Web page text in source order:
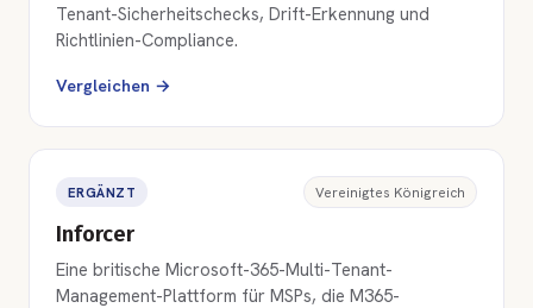
Tenant-Sicherheitschecks, Drift-Erkennung und
Richtlinien-Compliance.
Vergleichen →
ERGÄNZT Vereinigtes Königreich
Inforcer
Eine britische Microsoft-365-Multi-Tenant-
Management-Plattform für MSPs, die M365-